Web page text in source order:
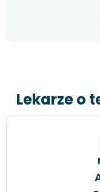
Lekarze o